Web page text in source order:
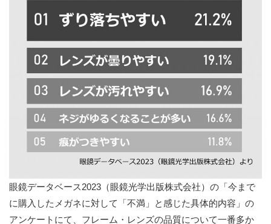
眼鏡データベース2023（眼鏡光学出版株式会社）の「今まで
に購入したメガネに対して「不満」と感じた具体的内容」の
アンケートにて、フレーム・レンズの品質について一番多か